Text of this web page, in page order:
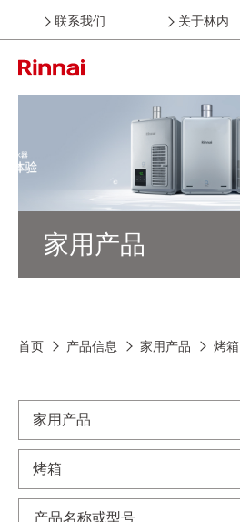
联系我们 关于林内
家用产品
首页 产品信息 家用产品 烤箱
家用产品
烤箱